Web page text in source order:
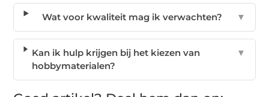
Wat voor kwaliteit mag ik verwachten? ▼
Kan ik hulp krijgen bij het kiezen van
hobbymaterialen?
▼